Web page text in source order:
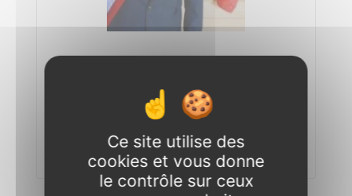
1er Vice-président, en charge des finances et
du patrimoine intercommunal.
Maire de Pouillenay
Ce site utilise des
cookies et vous donne
le contrôle sur ceux